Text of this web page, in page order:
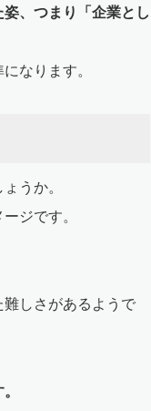
、つまり「企業とし
なります。
うか。
ジです。
しさがあるようで